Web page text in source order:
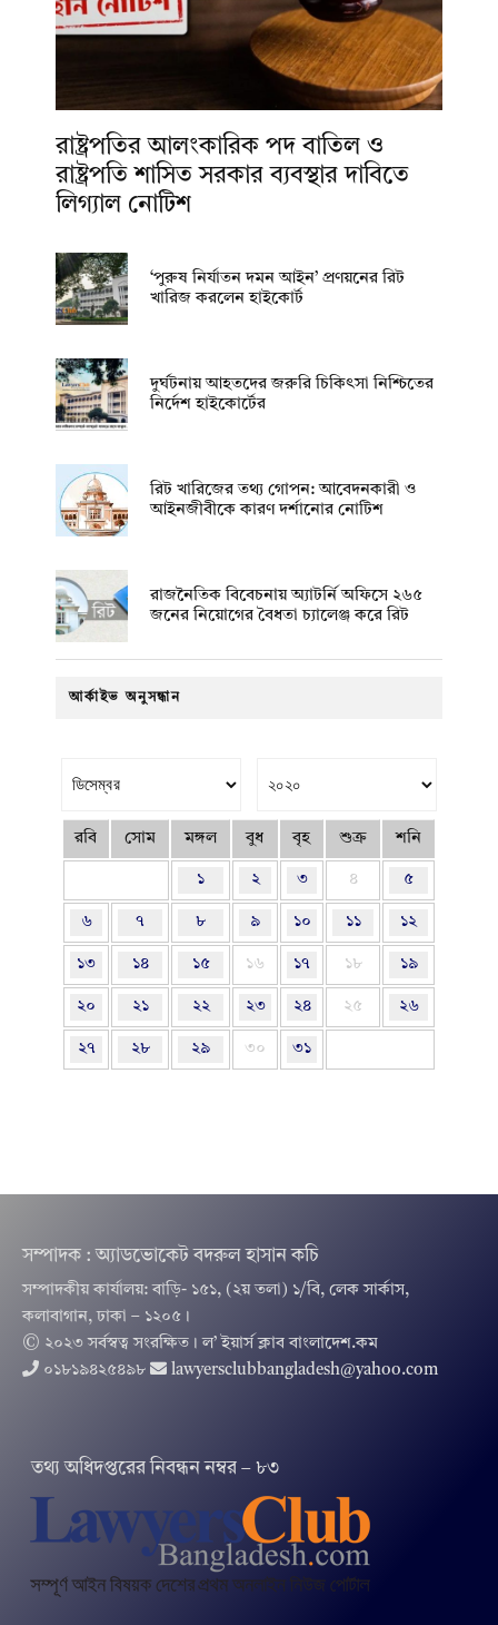
রাষ্ট্রপতির আলংকারিক পদ বাতিল ও
রাষ্ট্রপতি শাসিত সরকার ব্যবস্থার দাবিতে
লিগ্যাল নোটিশ
‘পুরুষ নির্যাতন দমন আইন’ প্রণয়নের রিট
খারিজ করলেন হাইকোর্ট
দুর্ঘটনায় আহতদের জরুরি চিকিৎসা নিশ্চিতের
নির্দেশ হাইকোর্টের
রিট খারিজের তথ্য গোপন: আবেদনকারী ও
আইনজীবীকে কারণ দর্শানোর নোটিশ
রাজনৈতিক বিবেচনায় অ‍্যাটর্নি অফিসে ২৬৫
জনের নিয়োগের বৈধতা চ্যালেঞ্জ করে রিট
আর্কাইভ অনুসন্ধান
রবি সোম মঙ্গল বুধ বৃহ শুক্র শনি
১ ২ ৩ ৪ ৫
৬ ৭ ৮ ৯ ১০ ১১ ১২
১৩ ১৪ ১৫ ১৬ ১৭ ১৮ ১৯
২০ ২১ ২২ ২৩ ২৪ ২৫ ২৬
২৭ ২৮ ২৯ ৩০ ৩১
সম্পাদক : অ্যাডভোকেট বদরুল হাসান কচি
সম্পাদকীয় কার্যালয়: বাড়ি- ১৫১, (২য় তলা) ১/বি, লেক সার্কাস,
কলাবাগান, ঢাকা – ১২০৫।
© ২০২৩ সর্বস্বত্ব সংরক্ষিত । ল’ ইয়ার্স ক্লাব বাংলাদেশ.কম
০১৮১৯৪২৫৪৯৮
lawyersclubbangladesh@yahoo.com
তথ‌্য অ‌ধিদপ্ত‌রের নিবন্ধন নম্বর – ৮৩